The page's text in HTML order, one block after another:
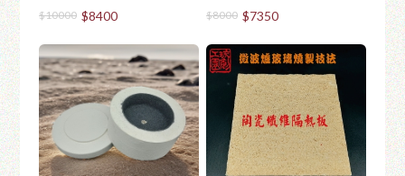
$10000 $8400 $8000 $7350